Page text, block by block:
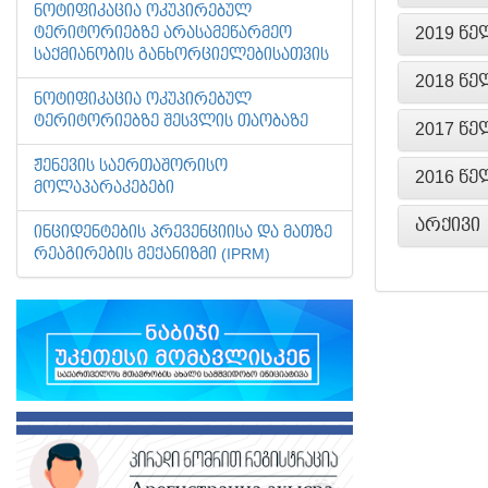
ᲜᲝᲢᲘᲤᲘᲙᲐᲪᲘᲐ ᲝᲙᲣᲞᲘᲠᲔᲑᲣᲚ
ᲢᲔᲠᲘᲢᲝᲠᲘᲔᲑᲖᲔ ᲐᲠᲐᲡᲐᲛᲔᲬᲐᲠᲛᲔᲝ
ᲡᲐᲥᲛᲘᲐᲜᲝᲑᲘᲡ ᲒᲐᲜᲮᲝᲠᲪᲘᲔᲚᲔᲑᲘᲡᲐᲗᲕᲘᲡ
ᲜᲝᲢᲘᲤᲘᲙᲐᲪᲘᲐ ᲝᲙᲣᲞᲘᲠᲔᲑᲣᲚ
ᲢᲔᲠᲘᲢᲝᲠᲘᲔᲑᲖᲔ ᲨᲔᲡᲕᲚᲘᲡ ᲗᲐᲝᲑᲐᲖᲔ
ᲟᲔᲜᲔᲕᲘᲡ ᲡᲐᲔᲠᲗᲐᲨᲝᲠᲘᲡᲝ
ᲛᲝᲚᲐᲞᲐᲠᲐᲙᲔᲑᲔᲑᲘ
ᲘᲜᲪᲘᲓᲔᲜᲢᲔᲑᲘᲡ ᲞᲠᲔᲕᲔᲜᲪᲘᲘᲡᲐ ᲓᲐ ᲛᲐᲗᲖᲔ
ᲠᲔᲐᲒᲘᲠᲔᲑᲘᲡ ᲛᲔᲥᲐᲜᲘᲖᲛᲘ (IPRM)
2019
2018
2017
2016
ᲐᲠᲥᲘᲕᲘ